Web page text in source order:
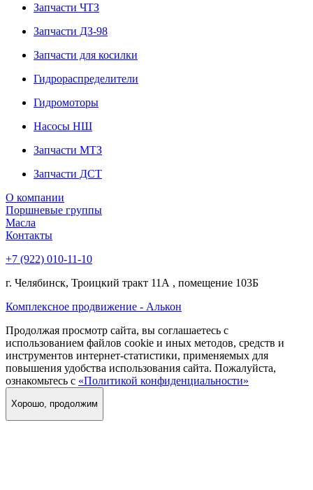
Запчасти ЧТЗ
Запчасти ДЗ-98
Запчасти для косилки
Гидрораспределители
Гидромоторы
Насосы НШ
Запчасти МТЗ
Запчасти ДСТ
О компании
Поршневые группы
Масла
Контакты
+7 (922) 010-11-10
г. Челябинск, Троицкий тракт 11А , помещение 103Б
Комплексное продвижение - Алькон
Продолжая просмотр сайта, вы соглашаетесь с
использованием файлов cookie и иных методов, средств и
инструментов интернет-статистики, применяемых для
повышения удобства использования сайта. Пожалуйста,
ознакомьтесь с «Политикой конфиденциальности»
Хорошо, продолжим